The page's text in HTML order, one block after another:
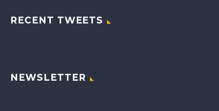
RECENT TWEETS
NEWSLETTER